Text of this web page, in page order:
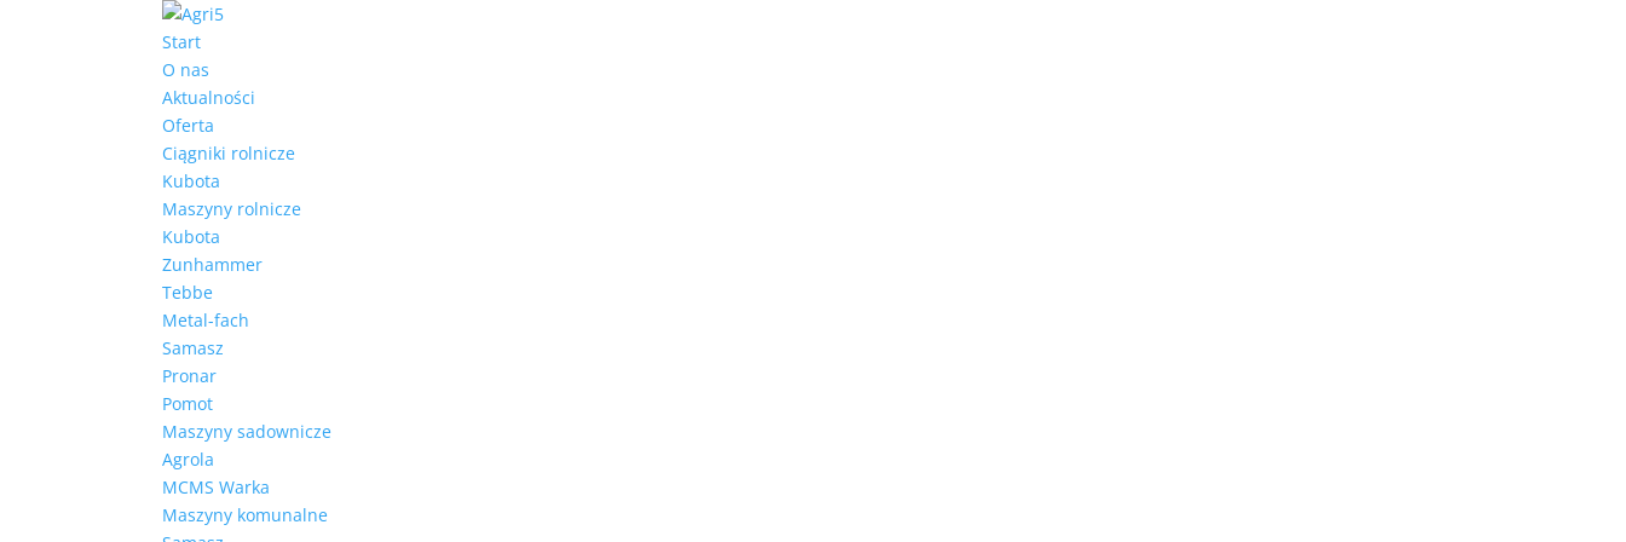
Start
O nas
Aktualności
Oferta
Ciągniki rolnicze
Kubota
Maszyny rolnicze
Kubota
Zunhammer
Tebbe
Metal-fach
Samasz
Pronar
Pomot
Maszyny sadownicze
Agrola
MCMS Warka
Maszyny komunalne